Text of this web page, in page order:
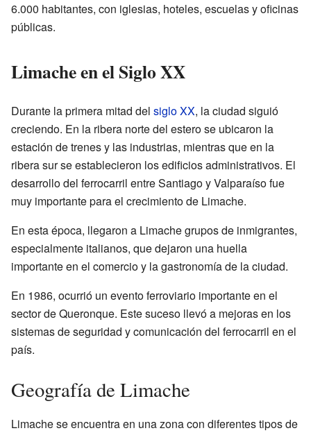
6.000 habitantes, con iglesias, hoteles, escuelas y oficinas
públicas.
Limache en el Siglo XX
Durante la primera mitad del siglo XX, la ciudad siguió
creciendo. En la ribera norte del estero se ubicaron la
estación de trenes y las industrias, mientras que en la
ribera sur se establecieron los edificios administrativos. El
desarrollo del ferrocarril entre Santiago y Valparaíso fue
muy importante para el crecimiento de Limache.
En esta época, llegaron a Limache grupos de inmigrantes,
especialmente italianos, que dejaron una huella
importante en el comercio y la gastronomía de la ciudad.
En 1986, ocurrió un evento ferroviario importante en el
sector de Queronque. Este suceso llevó a mejoras en los
sistemas de seguridad y comunicación del ferrocarril en el
país.
Geografía de Limache
Limache se encuentra en una zona con diferentes tipos de